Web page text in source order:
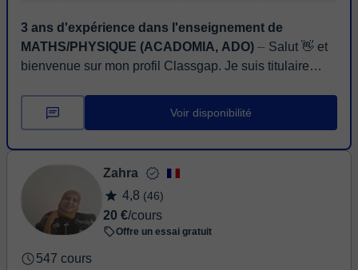
3 ans d'expérience dans l'enseignement de
MATHS/PHYSIQUE (ACADOMIA, ADO) ⏤ Salut 👋 et
bienvenue sur mon profil Classgap. Je suis titulaire
expérience en enseignement et ...
Voir disponibilité
Zahra
4,8 (46)
20 €/cours
Offre un essai gratuit
547 cours